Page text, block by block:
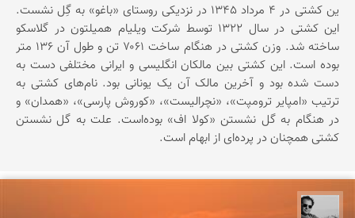
ین کشتی در ۴ مرداد ۱۳۴۵ در نزدیکی روستای «باغو» به گِل نشست.
این کشتی در سال ۱۳۲۲ توسط شرکت ویلیام همیلتون در گلاسکو
ساخته شد. وزن کشتی در هنگام ساخت ۷۰۶۱ تن و طول آن ۱۳۶ متر
بوده است. این کشتی بین مالکان انگلیسی و ایرانی مختلفی دست به
دست شده بود و آخرین مالک آن یک یونانی بود. نام‌های کشتی به
ترتیب «امپایر ترومپت»، «نچرالیست»، «کوروش پارسی»، «همدان» و
در هنگام به گل نشستن «کولا اف» بوده‌است. علت به گل نشستن
کشتی همچنان در پرده‌ای از ابهام است.